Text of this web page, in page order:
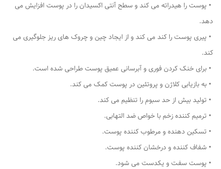
• پوست را هیدراته می کند و سطح آنتی اکسیدان را در پوست افزایش می
دهد.
• پیری پوست را کند می کند و از ایجاد چین و چروک های ریز جلوگیری می
کند.
• برای خنک کردن فوری و آبرسانی عمیق پوست طراحی شده است.
• به بازیابی کلاژن و پروتئین در پوست کمک می کند.
• تولید بیش از حد سبوم را تنظیم می کند.
• ترمیم کننده زخم با خواص ضد التهابی.
• تسکین دهنده و مرطوب کننده پوست.
• شفاف کننده و درخشان کننده پوست.
• پوست سفت و یکدست می شود.